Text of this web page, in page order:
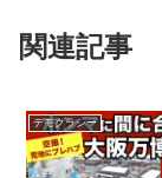
関連記事
デモクラシー